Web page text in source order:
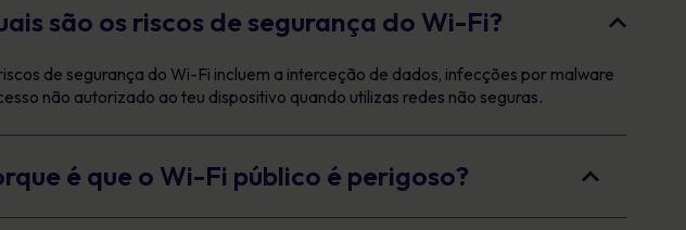
são os riscos de segurança do Wi-Fi?
de segurança do Wi-Fi incluem a interceção de dados, infecções por malware
não autorizado ao teu dispositivo quando utilizas redes não seguras.
é que o Wi-Fi público é perigoso?